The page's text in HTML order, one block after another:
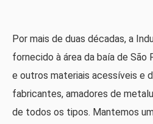
Por mais de duas décadas, a
fornecido à área da baía de São
e outros materiais acessíveis e
fabricantes, amadores de
de todos os tipos. Mantemos